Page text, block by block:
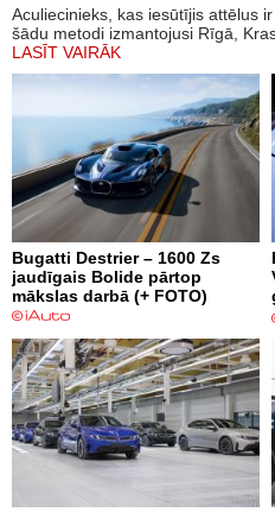
Aculiecinieks, kas iesūtījis attēlus
šādu metodi izmantojusi Rīgā,
LASĪT VAIRĀK
Bugatti Destrier – 1600 Zs
jaudīgais Bolide pārtop
mākslas darbā (+ FOTO)